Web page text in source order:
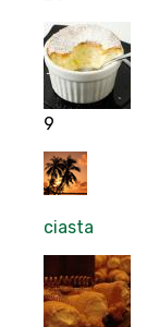
9
ciasta